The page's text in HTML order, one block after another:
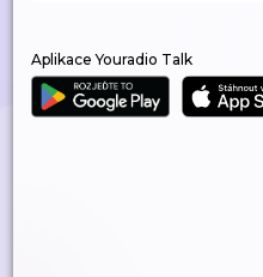
Aplikace Youradio Talk